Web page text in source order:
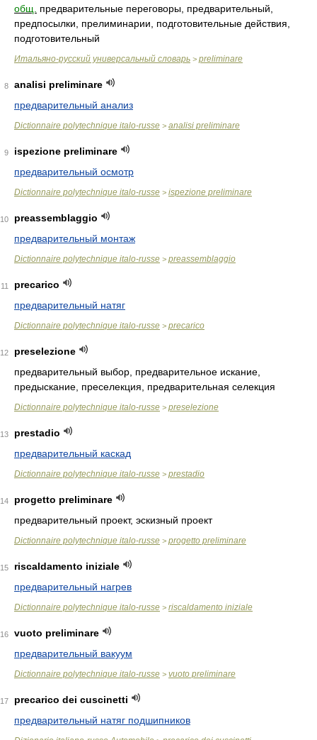
общ.
предварительные переговоры, предварительный,
предпосылки, прелиминарии, подготовительные действия,
подготовительный
Итальяно-русский универсальный словарь > preliminare
8
analisi preliminare
предварительный анализ
Dictionnaire polytechnique italo-russe > analisi preliminare
9
ispezione preliminare
предварительный осмотр
Dictionnaire polytechnique italo-russe > ispezione preliminare
10
preassemblaggio
предварительный монтаж
Dictionnaire polytechnique italo-russe > preassemblaggio
11
precarico
предварительный натяг
Dictionnaire polytechnique italo-russe > precarico
12
preselezione
предварительный выбор, предварительное искание,
предыскание, преселекция, предварительная селекция
Dictionnaire polytechnique italo-russe > preselezione
13
prestadio
предварительный каскад
Dictionnaire polytechnique italo-russe > prestadio
14
progetto preliminare
предварительный проект, эскизный проект
Dictionnaire polytechnique italo-russe > progetto preliminare
15
riscaldamento iniziale
предварительный нагрев
Dictionnaire polytechnique italo-russe > riscaldamento iniziale
16
vuoto preliminare
предварительный вакуум
Dictionnaire polytechnique italo-russe > vuoto preliminare
17
precarico dei cuscinetti
предварительный натяг подшипников